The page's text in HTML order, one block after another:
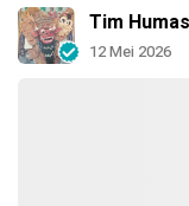
Tim Humas
12 Mei 2026